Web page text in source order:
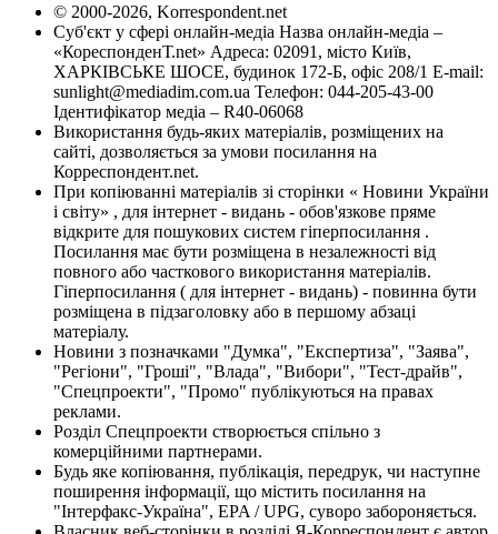
© 2000-2026, Korrespondent.net
Суб'єкт у сфері онлайн-медіа Назва онлайн-медіа –
«КореспонденТ.net» Адреса: 02091, місто Київ,
ХАРКІВСЬКЕ ШОСЕ, будинок 172-Б, офіс 208/1 E-mail:
sunlight@mediadim.com.ua Телефон: 044-205-43-00
Ідентифікатор медіа – R40-06068
Використання будь-яких матеріалів, розміщених на
сайті, дозволяється за умови посилання на
Корреспондент.net.
При копіюванні матеріалів зі сторінки « Новини України
і світу» , для інтернет - видань - обов'язкове пряме
відкрите для пошукових систем гіперпосилання .
Посилання має бути розміщена в незалежності від
повного або часткового використання матеріалів.
Гіперпосилання ( для інтернет - видань) - повинна бути
розміщена в підзаголовку або в першому абзаці
матеріалу.
Новини з позначками "Думка", "Експертиза", "Заява",
"Регіони", "Гроші", "Влада", "Вибори", "Тест-драйв",
"Спецпроекти", "Промо" публікуються на правах
реклами.
Розділ Спецпроекти створюється спільно з
комерційними партнерами.
Будь яке копіювання, публікація, передрук, чи наступне
поширення інформації, що містить посилання на
"Інтерфакс-Україна", EPA / UPG, суворо забороняється.